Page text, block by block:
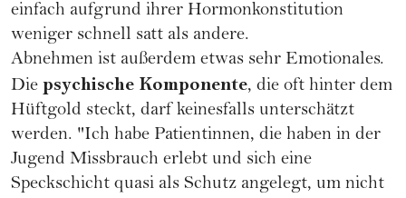
einfach aufgrund ihrer Hormonkonstitution
weniger schnell satt als andere.
Abnehmen ist außerdem etwas sehr Emotionales.
Die psychische Komponente, die oft hinter dem
Hüftgold steckt, darf keinesfalls unterschätzt
werden. "Ich habe Patientinnen, die haben in der
Jugend Missbrauch erlebt und sich eine
Speckschicht quasi als Schutz angelegt, um nicht